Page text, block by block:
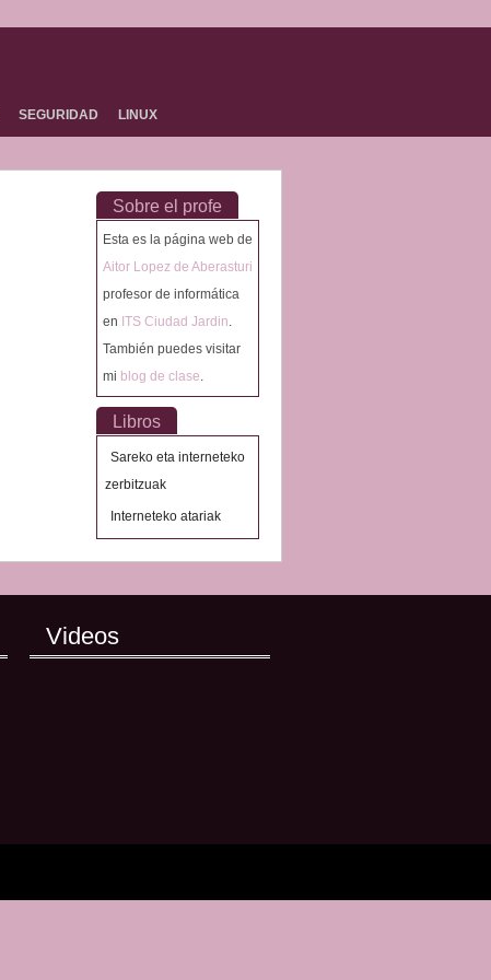
SEGURIDAD LINUX
Sobre el profe
Esta es la página web de
Aitor Lopez de Aberasturi
profesor de informática
en ITS Ciudad Jardin.
También puedes visitar
mi blog de clase.
Libros
Sareko eta interneteko
zerbitzuak
Interneteko atariak
Videos